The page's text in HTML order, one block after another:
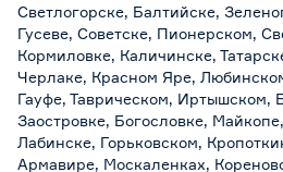
Светлогорске, Балтийске,
Гусеве, Советске, Пионерском,
Кормиловке, Каличинске,
Черлаке, Красном Яре,
Гауфе, Таврическом, Иртышском,
Заостровке, Богословке,
Лабинске, Горьковском,
Армавире, Москаленках,